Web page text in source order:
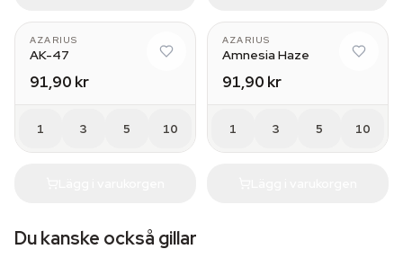
AZARIUS
AK-47
91,90 kr
1 3 5 10
AZARIUS
Amnesia Haze
91,90 kr
1 3 5 10
Du kanske också gillar